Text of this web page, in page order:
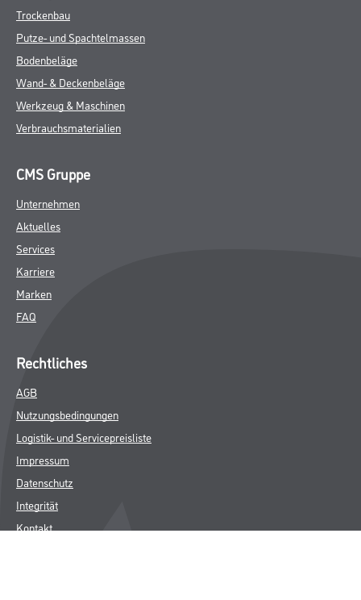
Trockenbau
Putze- und Spachtelmassen
Bodenbeläge
Wand- & Deckenbeläge
Werkzeug & Maschinen
Verbrauchsmaterialien
CMS Gruppe
Unternehmen
Aktuelles
Services
Karriere
Marken
FAQ
Rechtliches
AGB
Nutzungsbedingungen
Logistik- und Servicepreisliste
Impressum
Datenschutz
Integrität
Kontakt